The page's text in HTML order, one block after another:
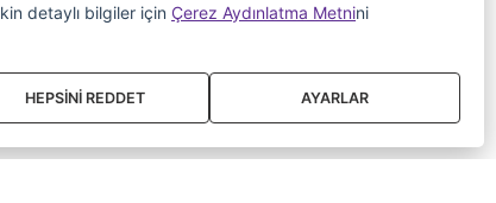
detaylı bilgiler için Çerez Aydınlatma Metnini
HEPSİNİ REDDET AYARLAR